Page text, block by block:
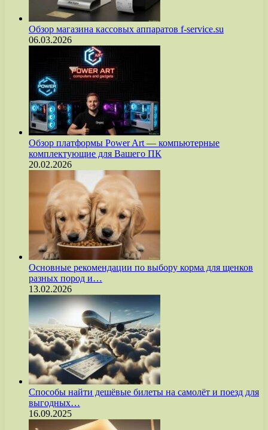
Обзор магазина кассовых аппаратов f-service.su
06.03.2026
Обзор платформы Power Art — компьютерные
комплектующие для Вашего ПК
20.02.2026
Основные рекомендации по выбору корма для щенков
разных пород и…
13.02.2026
Способы найти дешёвые билеты на самолёт и поезд для
выгодных…
16.09.2025